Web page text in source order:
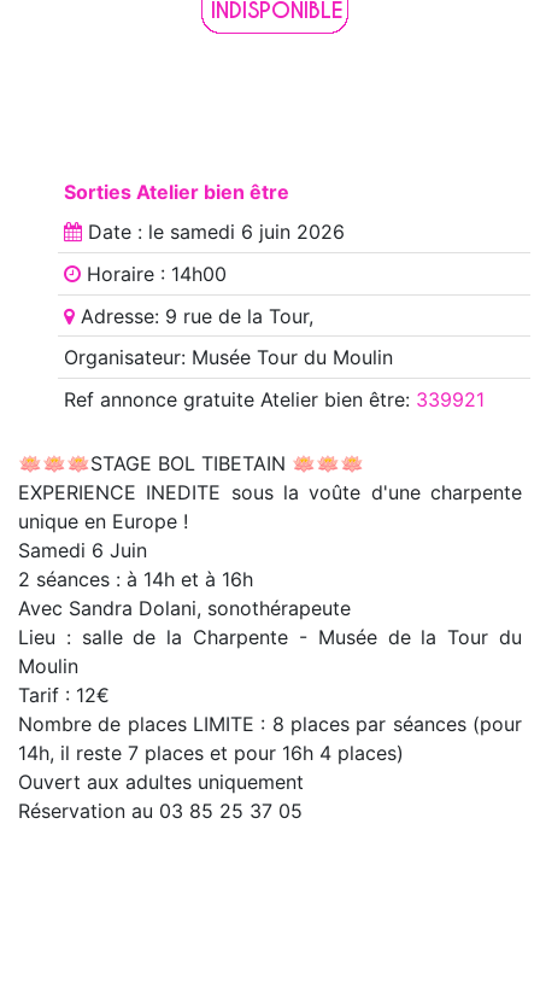
Sorties Atelier bien être
Date : le samedi 6 juin 2026
Horaire : 14h00
Adresse: 9 rue de la Tour,
Organisateur: Musée Tour du Moulin
Ref annoncegratuite Atelier bien être: 339921
🪷🪷🪷STAGE BOL TIBETAIN 🪷🪷🪷
EXPERIENCE INEDITE sous la voûte d'une charpente
unique en Europe !
Samedi 6 Juin
2 séances : à 14h et à 16h
Avec Sandra Dolani, sonothérapeute
Lieu : salle de la Charpente - Musée de la Tour du
Moulin
Tarif : 12€
Nombre de places LIMITE : 8 places par séances (pour
14h, il reste 7 places et pour 16h 4 places)
Ouvert aux adultes uniquement
Réservation au 03 85 25 37 05